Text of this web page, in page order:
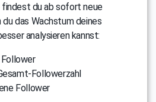
findest du ab sofort neue
du das Wachstum deines
analysieren kannst:
Followerzahl
Follower